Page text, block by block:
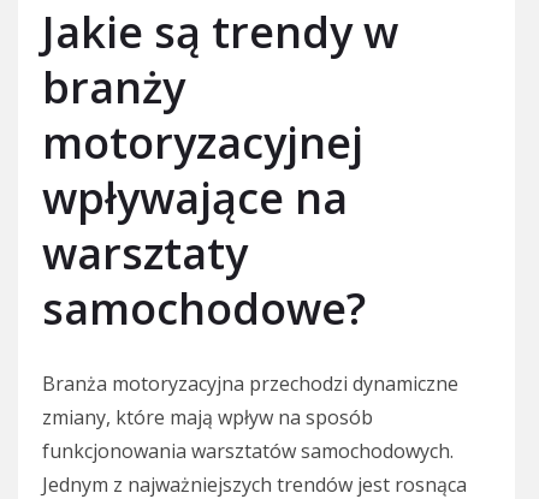
Jakie są trendy w
branży
motoryzacyjnej
wpływające na
warsztaty
samochodowe?
Branża motoryzacyjna przechodzi dynamiczne
zmiany, które mają wpływ na sposób
funkcjonowania warsztatów samochodowych.
Jednym z najważniejszych trendów jest rosnąca